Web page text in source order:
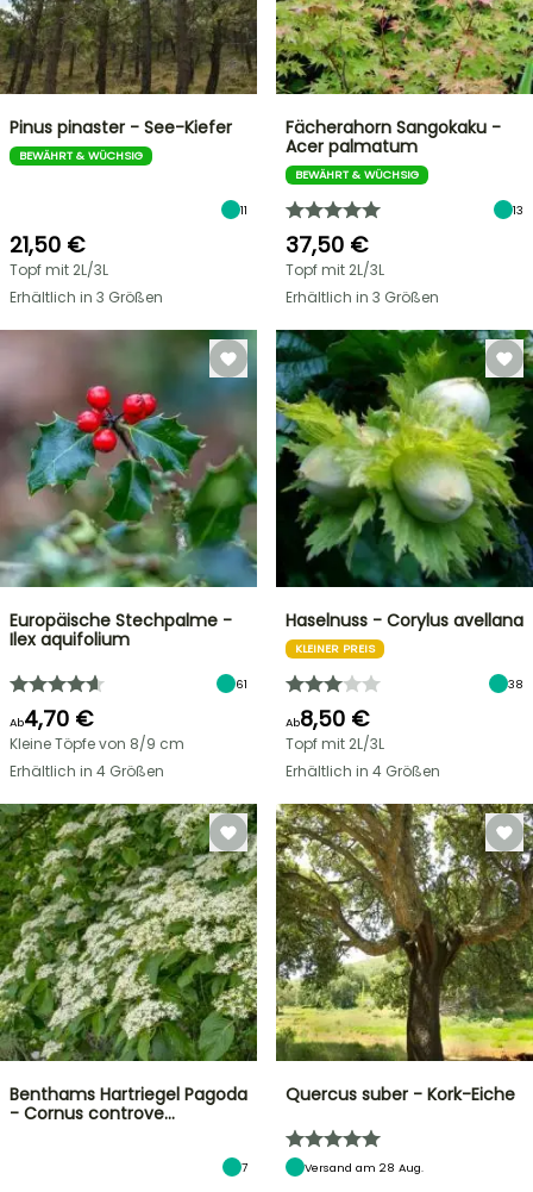
Pinus pinaster - See-Kiefer
BEWÄHRT & WÜCHSIG
11
21,50 €
Topf mit 2L/3L
Erhältlich in 3 Größen
Fächerahorn Sangokaku -
Acer palmatum
BEWÄHRT & WÜCHSIG
13
37,50 €
Topf mit 2L/3L
Erhältlich in 3 Größen
Europäische Stechpalme -
Ilex aquifolium
61
Ab4,70 €
Kleine Töpfe von 8/9 cm
Erhältlich in 4 Größen
Haselnuss - Corylus avellana
KLEINER PREIS
38
Ab8,50 €
Topf mit 2L/3L
Erhältlich in 4 Größen
Benthams Hartriegel Pagoda
- Cornus controve…
7
Quercus suber - Kork-Eiche
Versand am 28 Aug.